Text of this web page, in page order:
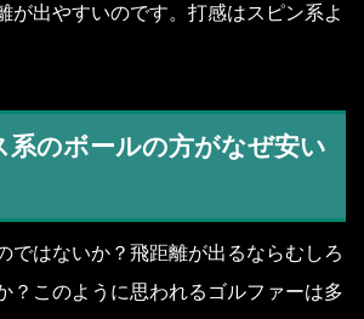
が出やすいのです。打感はスピン系よ
系のボールの方がなぜ安い
ではないか？飛距離が出るならむしろ
？このように思われるゴルファーは多